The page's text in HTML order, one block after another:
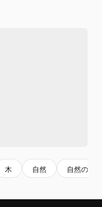
木 自然 自然の背景